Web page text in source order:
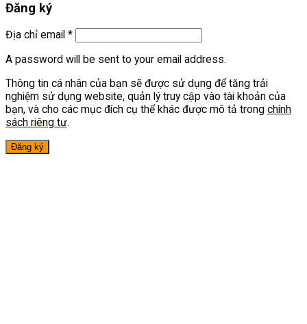
Đăng ký
Địa chỉ email *
A password will be sent to your email address.
Thông tin cá nhân của bạn sẽ được sử dụng để tăng trải
nghiệm sử dụng website, quản lý truy cập vào tài khoản của
bạn, và cho các mục đích cụ thể khác được mô tả trong chính
sách riêng tư.
Đăng ký